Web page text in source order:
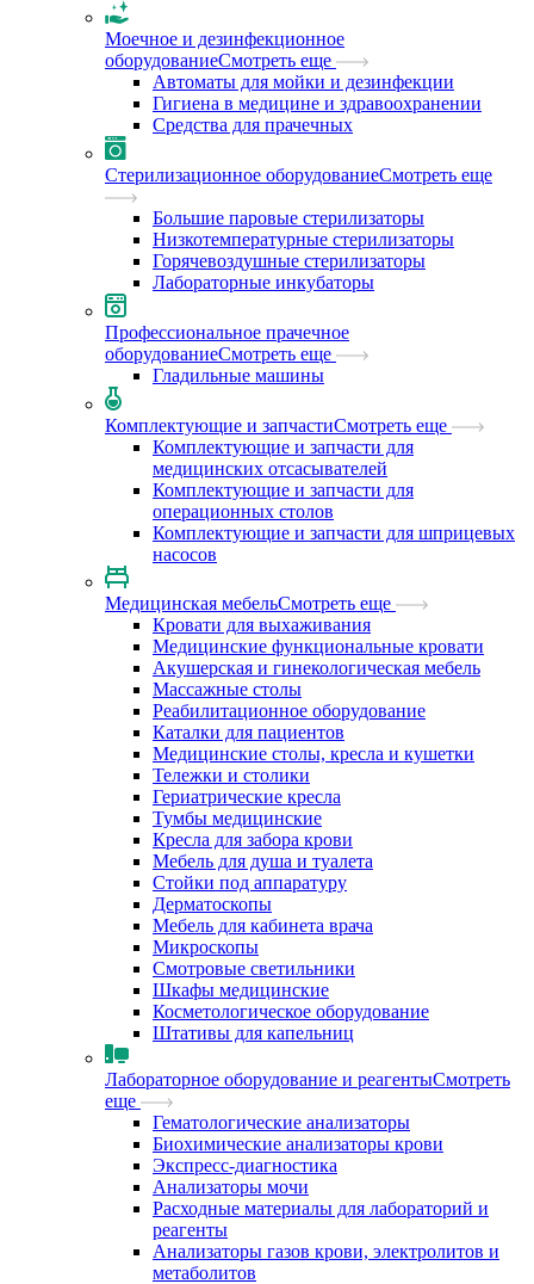
Моечное и дезинфекционное
оборудованиеСмотреть еще
Автоматы для мойки и дезинфекции
Гигиена в медицине и здравоохранении
Средства для прачечных
Стерилизационное оборудованиеСмотреть еще
Большие паровые стерилизаторы
Низкотемпературные стерилизаторы
Горячевоздушные стерилизаторы
Лабораторные инкубаторы
Профессиональное прачечное
оборудованиеСмотреть еще
Гладильные машины
Комплектующие и запчастиСмотреть еще
Комплектующие и запчасти для
медицинских отсасывателей
Комплектующие и запчасти для
операционных столов
Комплектующие и запчасти для шприцевых
насосов
Медицинская мебельСмотреть еще
Кровати для выхаживания
Медицинские функциональные кровати
Акушерская и гинекологическая мебель
Массажные столы
Реабилитационное оборудование
Каталки для пациентов
Медицинские столы, кресла и кушетки
Тележки и столики
Гериатрические кресла
Тумбы медицинские
Кресла для забора крови
Мебель для душа и туалета
Стойки под аппаратуру
Дерматоскопы
Мебель для кабинета врача
Микроскопы
Смотровые светильники
Шкафы медицинские
Косметологическое оборудование
Штативы для капельниц
Лабораторное оборудование и реагентыСмотреть
еще
Гематологические анализаторы
Биохимические анализаторы крови
Экспресс-диагностика
Анализаторы мочи
Расходные материалы для лабораторий и
реагенты
Анализаторы газов крови, электролитов и
метаболитов